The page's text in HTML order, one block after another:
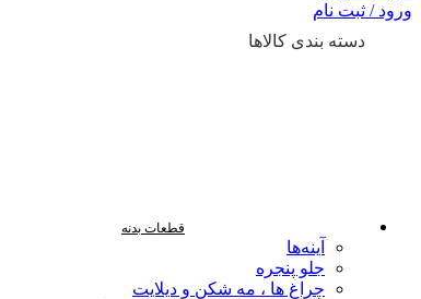
ورود / ثبت نام
دسته بندی کالاها
قطعات بدنه
آینه‌ها
جلو پنجره
چراغ‌ ها ، مه‌ شکن و دیلایت